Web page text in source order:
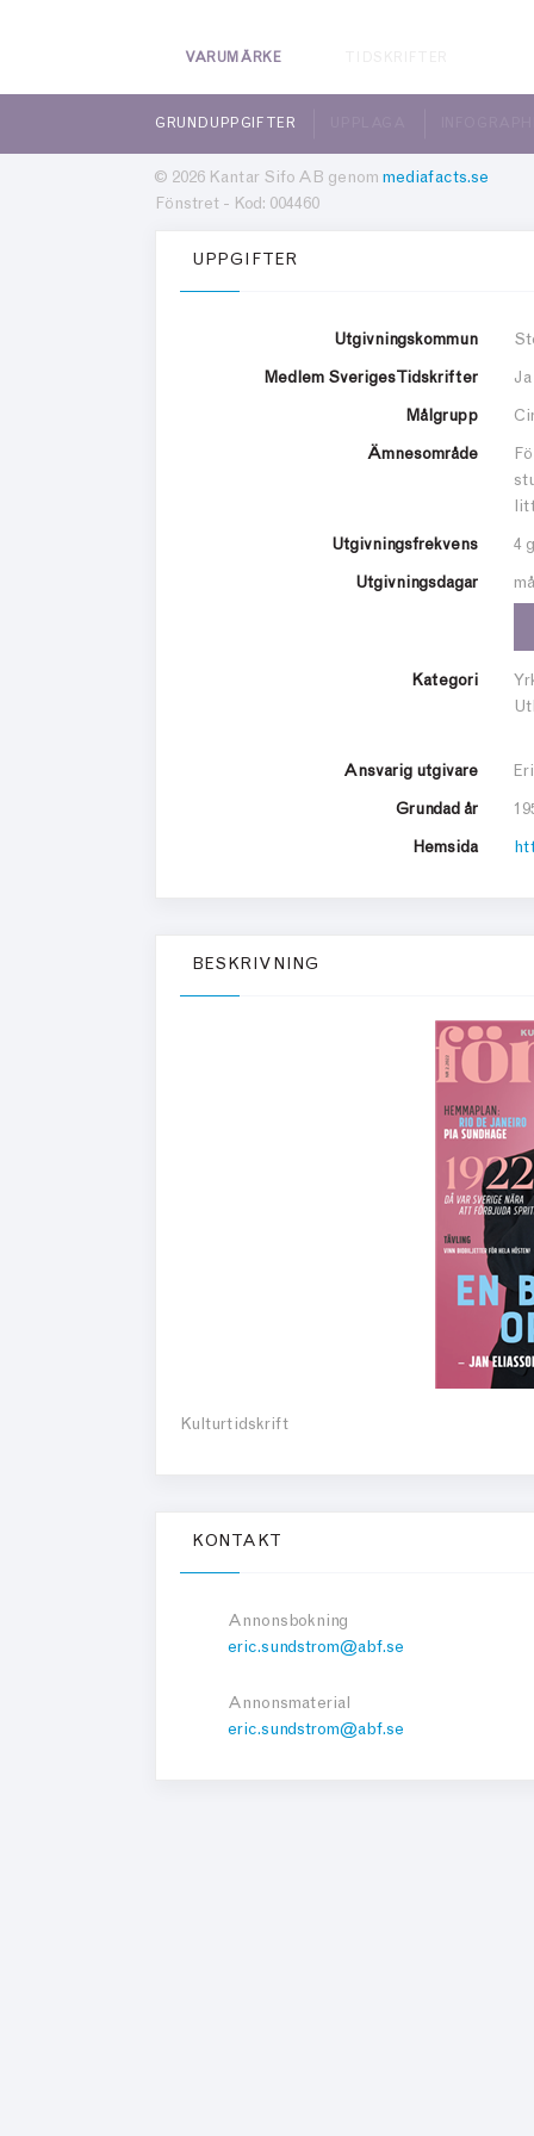
VARUMÄRKE
GRUNDUPPGIFTER
© 2026 Kantar Sifo AB genom mediafacts.se
Fönstret - Kod: 004460
UPPGIFTER
Utgivningskommun
Medlem Sveriges Tidskrifter Ja
Målgrupp
Ämnesområde
Utgivningsfrekvens 4
Utgivningsdagar
Kategori
Ansvarig utgivare
Grundad år
Hemsida
BESKRIVNING
Kulturtidskrift
KONTAKT
Annonsbokning
eric.sundstrom@abf.se
Annonsmaterial
eric.sundstrom@abf.se